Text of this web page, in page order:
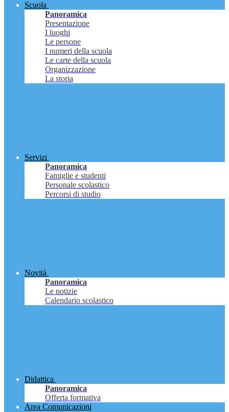
Scuola
Panoramica
Presentazione
I luoghi
Le persone
I numeri della scuola
Le carte della scuola
Organizzazione
La storia
Servizi
Panoramica
Famiglie e studenti
Personale scolastico
Percorsi di studio
Novità
Panoramica
Le notizie
Calendario scolastico
Didattica
Panoramica
Offerta formativa
Area Comunicazioni